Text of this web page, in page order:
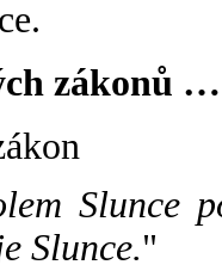
zákonů …
Slunce
Slunce."